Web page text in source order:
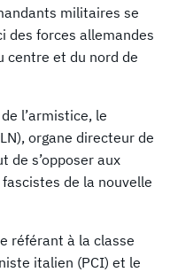
militaires se
des forces allemandes
centre et du nord de
l’armistice, le
organe directeur de
de s’opposer aux
de la nouvelle
référant à la classe
italien (PCI) et le